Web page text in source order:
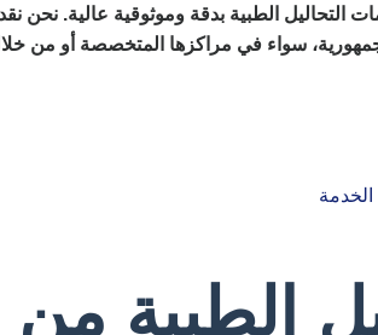
التحاليل الطبية بدقة وموثوقية عالية.
سواء في مراكزها المتخصصة أو من
الطبية